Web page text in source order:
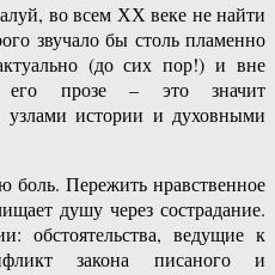
во всем ХХ веке не найти
звучало бы столь пламенно
(до сих пор!) и вне
его прозе – это значит
узлами истории и духовными
Пережить нравственное
душу через сострадание.
обстоятельства, ведущие к
закона писаного и